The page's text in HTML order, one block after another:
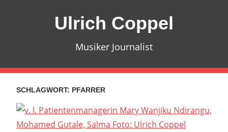
Ulrich Coppel
Musiker Journalist
SCHLAGWORT: PFARRER